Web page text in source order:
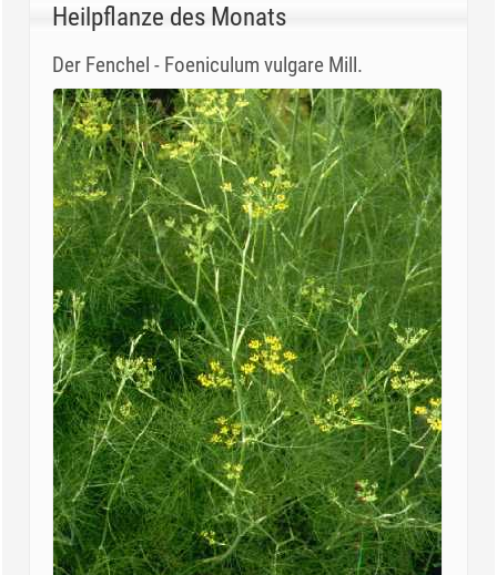
Heilpflanze des Monats
Der Fenchel - Foeniculum vulgare Mill.